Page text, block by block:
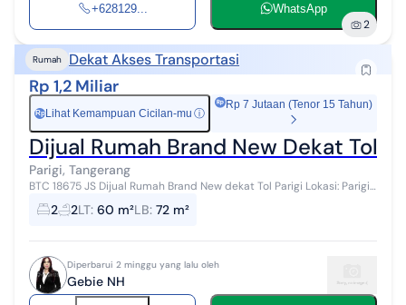
+628129... WhatsApp
2
Rumah Dekat Akses Transportasi
Rp 1,2 Miliar
Rp Lihat Kemampuan Cicilan-mu ⓘ
Rp 7 Jutaan (Tenor 15 Tahun)
Dijual Rumah Brand New Dekat Tol
Parigi, Tangerang
BTC 18675 JS Dijual Rumah Brand New dekat Tol Parigi Lokasi: Parigi
2 2LT: 60 m²LB: 72 m²
Diperbarui 2 minggu yang lalu oleh
Gebie NH